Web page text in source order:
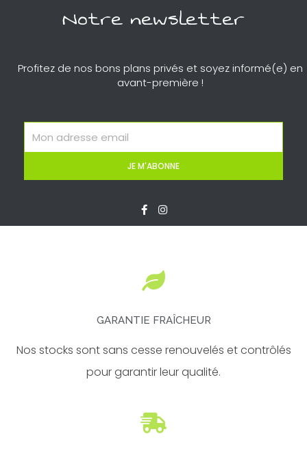
Notre newsletter
Profitez de nos bons plans privés et soyez informé(e) en
avant-première !
JE M'ABONNE
a
c
e
-
f
n
s
t
a
m
GARANTIE FRAÎCHEUR
Nos stocks sont sans cesse renouvelés et contrôlés
pour garantir leur qualité.